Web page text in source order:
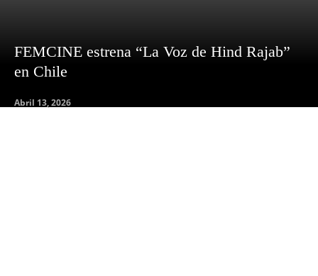
FEMCINE estrena “La Voz de Hind Rajab”
en Chile
Abril 13, 2026